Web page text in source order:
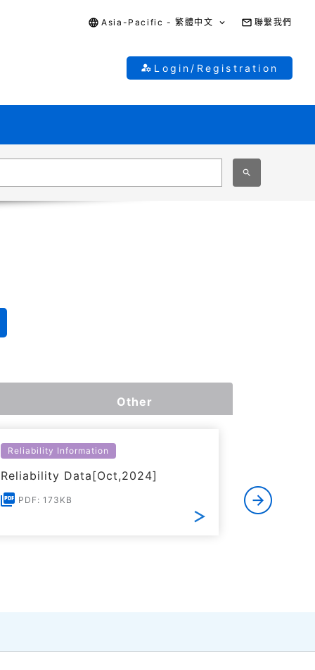
Asia-Pacific - 繁體中文 聯繫我們
Login/Registration
Other
Reliability Information
Reliability Data[Oct,2024]
PDF: 173KB